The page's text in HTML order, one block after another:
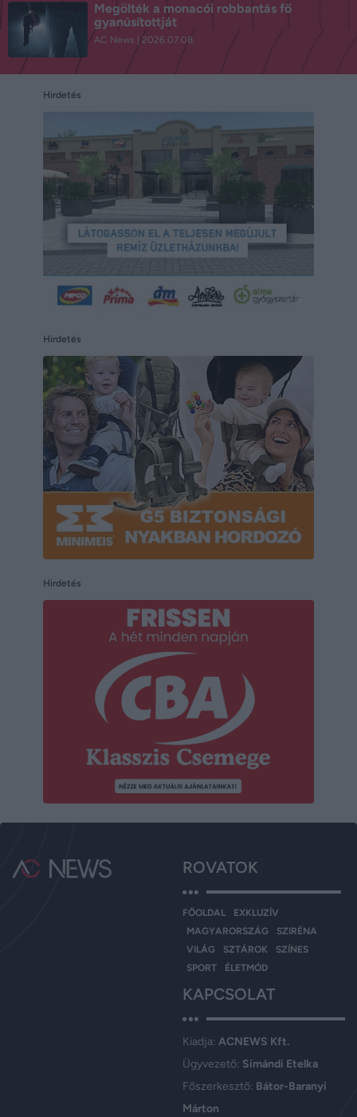
Megölték a monacói robbantás fő
gyanúsítottját
AC News 2026.07.08.
Hirdetés
Hirdetés
Hirdetés
ROVATOK
FŐOLDAL
EXKLUZÍV
MAGYARORSZÁG
SZIRÉNA
VILÁG
SZTÁROK
SZÍNES
SPORT
ÉLETMÓD
KAPCSOLAT
Kiadja: ACNEWS Kft.
Ügyvezető: Simándi Etelka
Főszerkesztő: Bátor-Baranyi
Márton